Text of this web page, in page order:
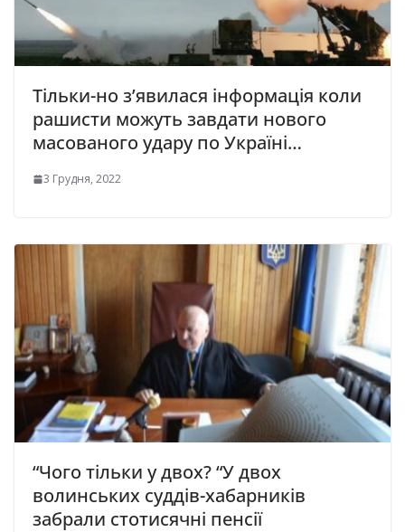
Тільки-но з’явилася інформація коли
рашисти можуть завдати нового
масованого удару по Україні…
3 Грудня, 2022
“Чого тільки у двох? “У двох
волинських суддів-хабарників
забрали стотисячні пенсії